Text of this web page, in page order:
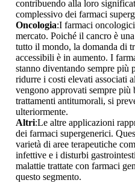
contribuendo alla loro
complessivo dei farmaci
Oncologia:I farmaci
mercato. Poiché il cancro è
tutto il mondo, la domanda di
accessibili è in aumento. I
stanno diventando sempre più
ridurre i costi elevati associati
vengono approvati sempre
trattamenti antitumorali, si
ulteriormente.
Altri:Le altre applicazioni
dei farmaci supergenerici.
varietà di aree terapeutiche
infettive e i disturbi
malattie trattate con farmaci
questo segmento.